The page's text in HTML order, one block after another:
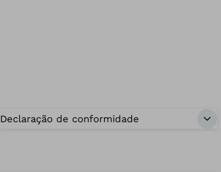
Declaração de conformidade